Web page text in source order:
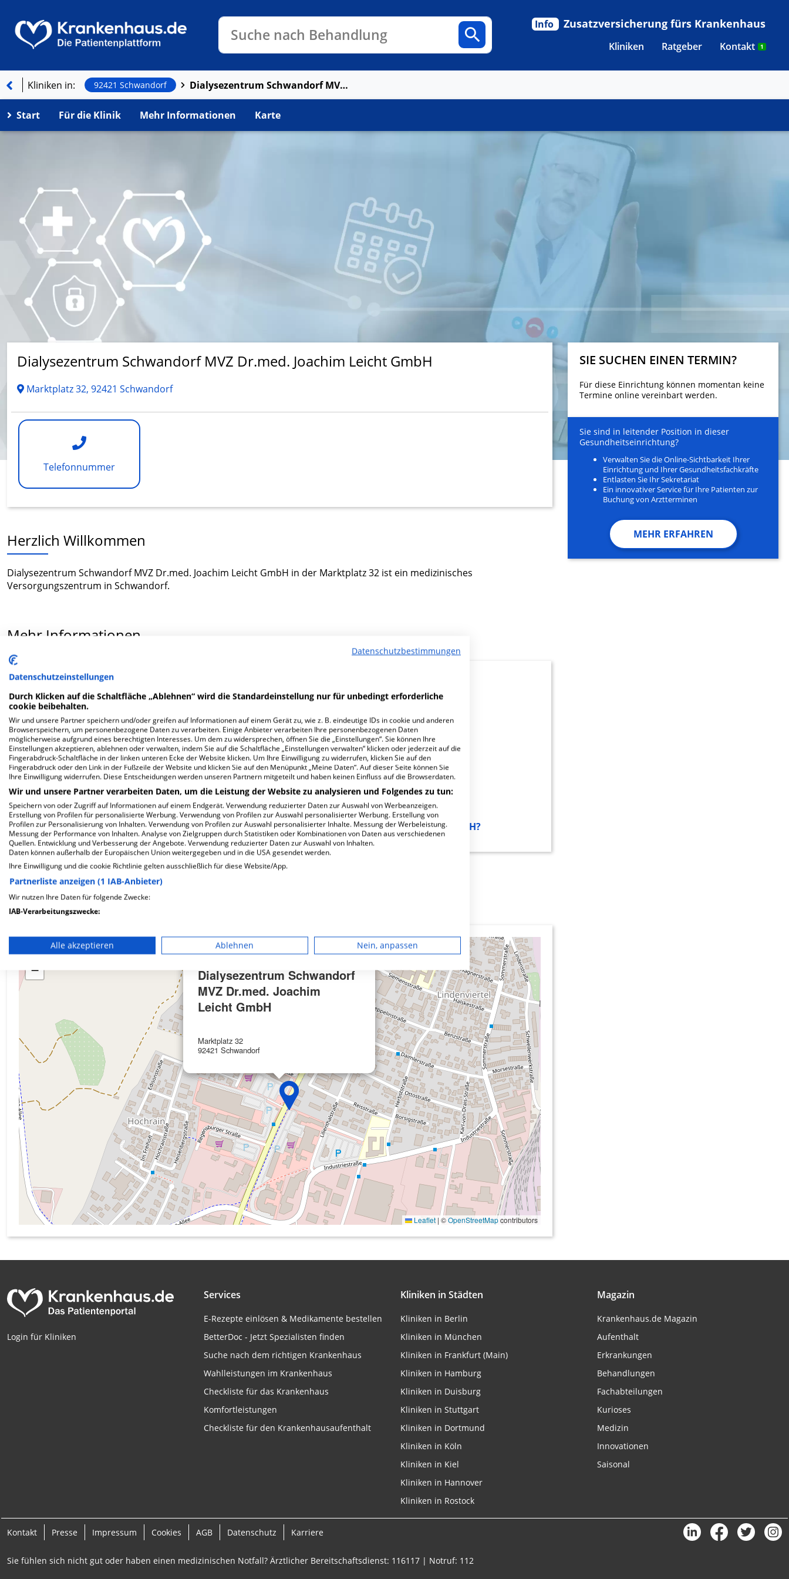
Suche nach Behandlung
Kliniken
Ratgeber Kontakt 1
Info Zusatzversicherung fürs Krankenhaus
Kliniken in: 92421 Schwandorf Dialysezentrum Schwandorf MVZ Dr.med. Joachim Leicht GmbH
Start Für die Klinik Mehr Informationen Karte
Dialysezentrum Schwandorf MVZ Dr.med. Joachim Leicht GmbH
Marktplatz 32, 92421 Schwandorf
Telefonnummer
SIE SUCHEN EINEN TERMIN?
Für diese Einrichtung können momentan keine
Termine online vereinbart werden.
Sie sind in leitender Position in dieser
Gesundheitseinrichtung?
Verwalten Sie die Online-Sichtbarkeit Ihrer
Einrichtung und Ihrer Gesundheitsfachkräfte
Entlasten Sie Ihr Sekretariat
Ein innovativer Service für Ihre Patienten zur
Buchung von Arztterminen
MEHR ERFAHREN
Herzlich Willkommen
Dialysezentrum Schwandorf MVZ Dr.med. Joachim Leicht GmbH in der Marktplatz 32 ist ein medizinisches
Versorgungszentrum in Schwandorf.
Mehr Informationen
FAQ
Hier ﬁnden Sie häuﬁg gestellte Fragen zu dieser Klinik.
Wie lautet die Adresse von Dialysezentrum Schwandorf MVZ Dr.med. Joachim Leicht GmbH?
Marktplatz 32
92421 Schwandorf
Wie ist die Telefonnummer von Dialysezentrum Schwandorf MVZ Dr.med. Joachim Leicht GmbH?
Karte
Dialysezentrum Schwandorf
MVZ Dr.med. Joachim
Leicht GmbH
Marktplatz 32
92421 Schwandorf
+
−
Leaflet | ©OpenStreetMapcontributors
Login für Kliniken
Services
E-Rezepte einlösen & Medikamente bestellen
BetterDoc - Jetzt Spezialisten finden
Suche nach dem richtigen Krankenhaus
Wahlleistungen im Krankenhaus
Checkliste für das Krankenhaus
Komfortleistungen
Checkliste für den Krankenhausaufenthalt
Kliniken in Städten
Kliniken in Berlin
Kliniken in München
Kliniken in Frankfurt (Main)
Kliniken in Hamburg
Kliniken in Duisburg
Kliniken in Stuttgart
Kliniken in Dortmund
Kliniken in Köln
Kliniken in Kiel
Kliniken in Hannover
Kliniken in Rostock
Magazin
Krankenhaus.de Magazin
Aufenthalt
Erkrankungen
Behandlungen
Fachabteilungen
Kurioses
Medizin
Innovationen
Saisonal
Kontakt Presse Impressum Cookies AGB Datenschutz Karriere
Sie fühlen sich nicht gut oder haben einen medizinischen Notfall? Ärztlicher Bereitschaftsdienst: 116117 | Notruf: 112
Datenschutzbestimmungen
Datenschutzeinstellungen
Durch Klicken auf die Schaltfläche „Ablehnen“ wird die Standardeinstellung nur für unbedingt erforderliche
cookie beibehalten.
Wir und unsere Partner speichern und/oder greifen auf Informationen auf einem Gerät zu, wie z. B. eindeutige IDs in cookie und anderen
Browserspeichern, um personenbezogene Daten zu verarbeiten. Einige Anbieter verarbeiten Ihre personenbezogenen Daten
möglicherweise aufgrund eines berechtigten Interesses. Um dem zu widersprechen, öffnen Sie die „Einstellungen“. Sie können Ihre
Einstellungen akzeptieren, ablehnen oder verwalten, indem Sie auf die Schaltfläche „Einstellungen verwalten“ klicken oder jederzeit auf die
Fingerabdruck-Schaltfläche in der linken unteren Ecke der Website klicken. Um Ihre Einwilligung zu widerrufen, klicken Sie auf den
Fingerabdruck oder den Link in der Fußzeile der Website und klicken Sie auf den Menüpunkt „Meine Daten“. Auf dieser Seite können Sie
Ihre Einwilligung widerrufen. Diese Entscheidungen werden unseren Partnern mitgeteilt und haben keinen Einfluss auf die Browserdaten.
Wir und unsere Partner verarbeiten Daten, um die Leistung der Website zu analysieren und Folgendes zu tun:
Speichern von oder Zugriff auf Informationen auf einem Endgerät. Verwendung reduzierter Daten zur Auswahl von Werbeanzeigen.
Erstellung von Profilen für personalisierte Werbung. Verwendung von Profilen zur Auswahl personalisierter Werbung. Erstellung von
Profilen zur Personalisierung von Inhalten. Verwendung von Profilen zur Auswahl personalisierter Inhalte. Messung der Werbeleistung.
Messung der Performance von Inhalten. Analyse von Zielgruppen durch Statistiken oder Kombinationen von Daten aus verschiedenen
Quellen. Entwicklung und Verbesserung der Angebote. Verwendung reduzierter Daten zur Auswahl von Inhalten.
Daten können außerhalb der Europäischen Union weitergegeben und in die USA gesendet werden.
Ihre Einwilligung und die cookie Richtlinie gelten ausschließlich für diese Website/App.
Partnerliste anzeigen (1 IAB-Anbieter)
Wir nutzen Ihre Daten für folgende Zwecke:
IAB-Verarbeitungszwecke:
Verwendung reduzierter Daten zur Auswahl von Werbeanzeigen
Erstellung von Profilen für personalisierte Werbung
Verwendung von Profilen zur Auswahl personalisierter Werbung
Erstellung von Profilen zur Personalisierung von Inhalten
Verwendung von Profilen zur Auswahl personalisierter Inhalte
Messung der Werbeleistung
Messung der Performance von Inhalten
Analyse von Zielgruppen durch Statistiken oder Kombinationen von Daten aus
verschiedenen Quellen
Entwicklung und Verbesserung der Angebote
Verwendung reduzierter Daten zur Auswahl von Inhalten
IAB-Besonderheiten:
Verwendung genauer Standortdaten
Geräte anhand von aktiv angeforderten Informationen identifizieren
Nicht-IAB-Verarbeitungszwecke:
Performance
Alle akzeptieren Ablehnen Nein, anpassen